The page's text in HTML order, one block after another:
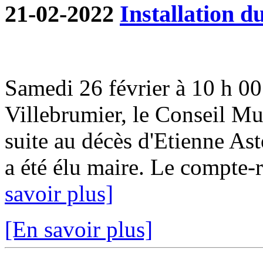
21-02-2022 Installation
Samedi 26 février à 10 h
Villebrumier, le Conseil
suite au décès d'Etienne
a été élu maire. Le
savoir plus]
[En savoir plus]